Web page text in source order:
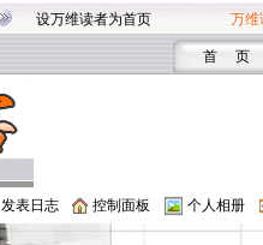
设万维读者为首页 万维
首 页
发表日志 控制面板 个人相册